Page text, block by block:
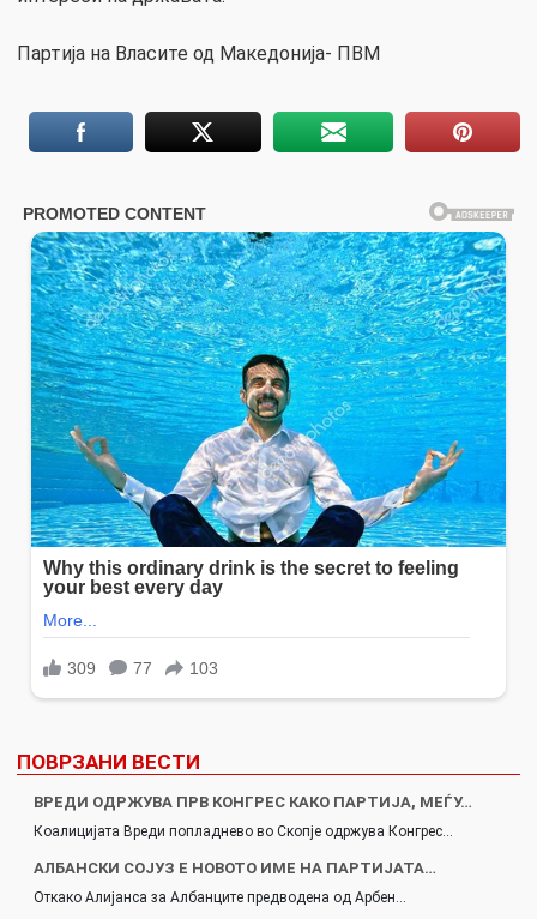
Партија на Власите од Македонија- ПВМ
ПОВРЗАНИ ВЕСТИ
ВРЕДИ ОДРЖУВА ПРВ КОНГРЕС КАКО ПАРТИЈА, МЕЃУ…
Коалицијата Вреди попладнево во Скопје одржува Конгрес…
АЛБАНСКИ СОЈУЗ Е НОВОТО ИМЕ НА ПАРТИЈАТА…
Откако Алијанса за Албанците предводена од Арбен…